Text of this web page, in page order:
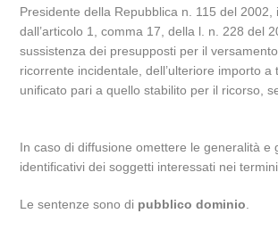
Presidente della Repubblica n. 115 del 2002,
dall’articolo 1, comma 17, della l. n. 228 del
sussistenza dei presupposti per il
ricorrente incidentale, dell’ulteriore importo a
unificato pari a quello stabilito per il ricorso,
In caso di diffusione omettere le generalità e
identificativi dei soggetti interessati nei termini
Le sentenze sono di pubblico dominio